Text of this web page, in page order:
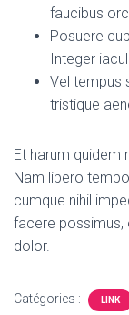
faucibus
Posuere
Integer
Vel tempus
tristique
Et harum quidem
Nam libero
cumque nihil
facere possimus,
dolor.
Catégories : LINK